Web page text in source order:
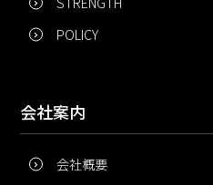
POLICY
会社案内
会社概要